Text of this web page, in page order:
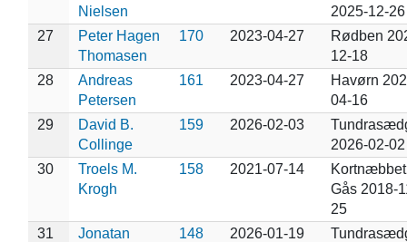
Nielsen
2025-12-26
27
Peter Hagen
Thomasen
170 2023-04-27
Rødben
12-18
28
Andreas
Petersen
161 2023-04-27
Havørn
04-16
29
David B.
Collinge
159 2026-02-03
2026-02-02
30
Troels M.
Krogh
158 2021-07-14
Kortnæbbet
Gås 2018-
25
31
Jonatan
148 2026-01-19